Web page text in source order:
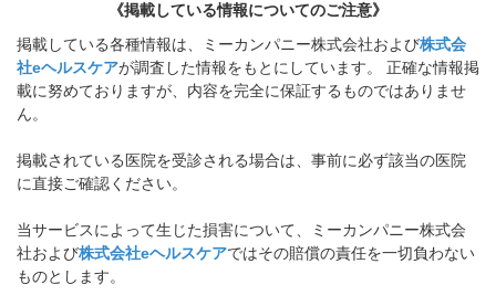
《掲載している情報についてのご注意》
掲載している各種情報は、ミーカンパニー株式会社および株式会
社eヘルスケアが調査した情報をもとにしています。 正確な情報掲
載に努めておりますが、内容を完全に保証するものではありませ
ん。
掲載されている医院を受診される場合は、事前に必ず該当の医院
に直接ご確認ください。
当サービスによって生じた損害について、ミーカンパニー株式会
社および株式会社eヘルスケアではその賠償の責任を一切負わない
ものとします。